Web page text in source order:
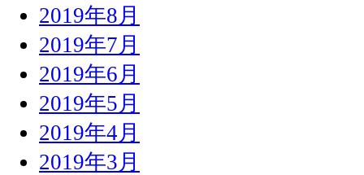
2019年8月
2019年7月
2019年6月
2019年5月
2019年4月
2019年3月